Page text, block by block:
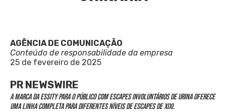
AGÊNCIA DE COMUNICAÇÃO
Conteúdo de responsabilidade da empresa
25 de fevereiro de 2025
PR NEWSWIRE
A marca da Essity para o público com escapes involuntários de urina oferece
uma linha completa para diferentes níveis de escapes de xixi.